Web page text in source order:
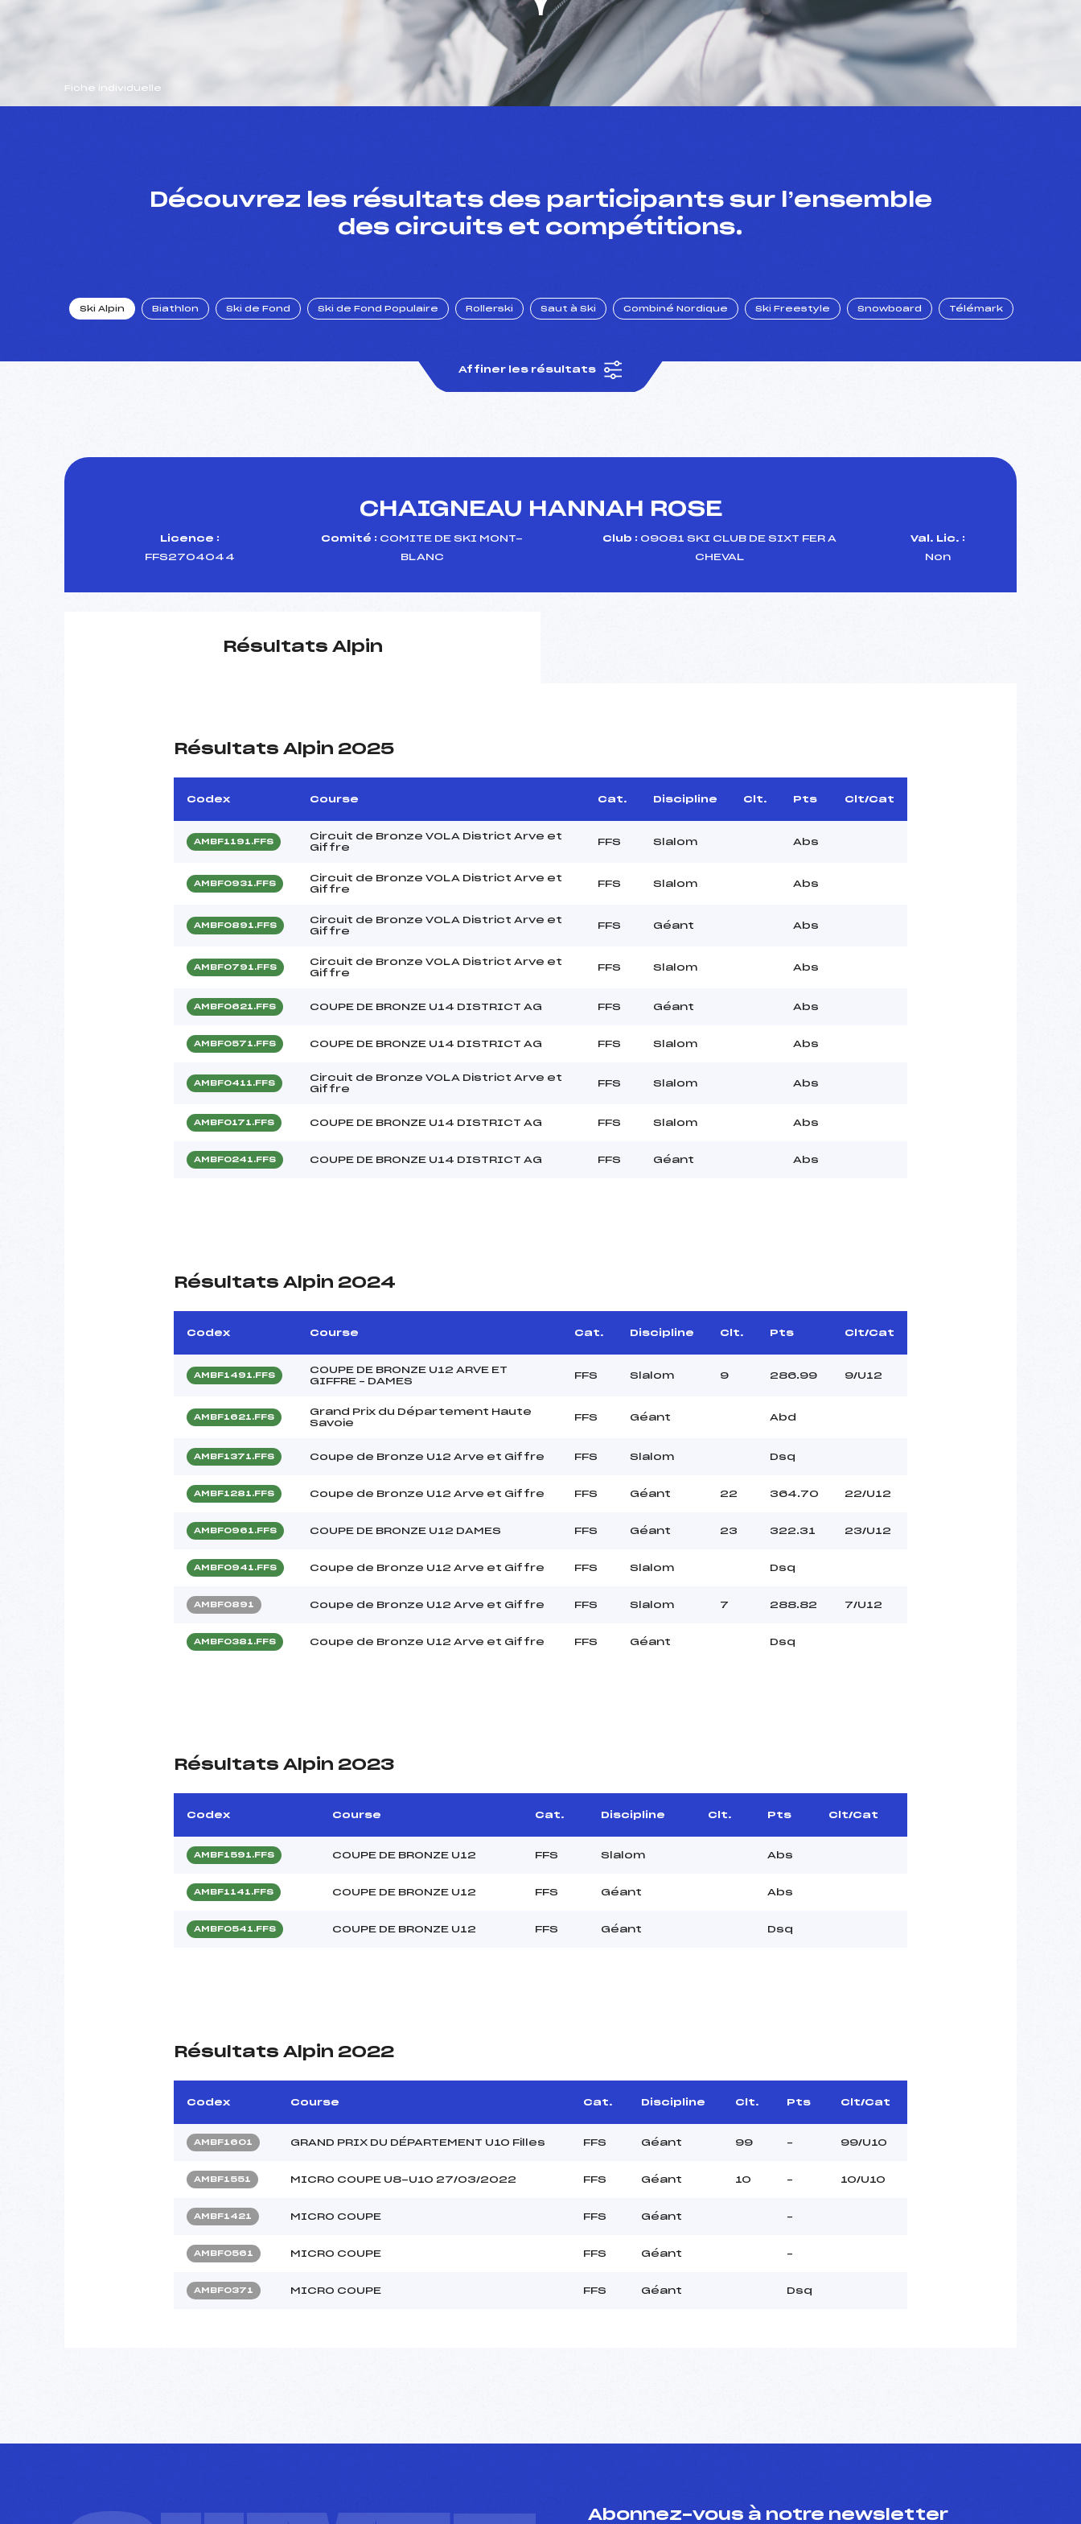
Fiche individuelle
Découvrez les résultats des participants sur l’ensemble
des circuits et compétitions.
Ski Alpin Biathlon Ski de Fond Ski de Fond Populaire Rollerski Saut à Ski Combiné Nordique Ski Freestyle Snowboard Télémark
Affiner les résultats
CHAIGNEAU HANNAH ROSE
Licence :
FFS2704044
Comité : COMITE DE SKI MONT-
BLANC
Club : 09081 SKI CLUB DE SIXT FER A
CHEVAL
Val. Lic. :
Non
Résultats Alpin
Résultats Alpin 2025
Codex Course Cat. Discipline Clt. Pts Clt/Cat
AMBF1191.FFS
Circuit de Bronze VOLA District Arve et
Giffre
FFS Slalom Abs
AMBF0931.FFS
Circuit de Bronze VOLA District Arve et
Giffre
FFS Slalom Abs
AMBF0891.FFS
Circuit de Bronze VOLA District Arve et
Giffre
FFS Géant Abs
AMBF0791.FFS
Circuit de Bronze VOLA District Arve et
Giffre
FFS Slalom Abs
AMBF0621.FFS COUPE DE BRONZE U14 DISTRICT AG FFS Géant Abs
AMBF0571.FFS COUPE DE BRONZE U14 DISTRICT AG FFS Slalom Abs
AMBF0411.FFS
Circuit de Bronze VOLA District Arve et
Giffre
FFS Slalom Abs
AMBF0171.FFS COUPE DE BRONZE U14 DISTRICT AG FFS Slalom Abs
AMBF0241.FFS COUPE DE BRONZE U14 DISTRICT AG FFS Géant Abs
Résultats Alpin 2024
Codex Course Cat. Discipline Clt. Pts Clt/Cat
AMBF1491.FFS
COUPE DE BRONZE U12 ARVE ET
GIFFRE – DAMES
FFS Slalom 9 286.99 9/U12
AMBF1621.FFS
Grand Prix du Département Haute
Savoie
FFS Géant Abd
AMBF1371.FFS Coupe de Bronze U12 Arve et Giffre FFS Slalom Dsq
AMBF1281.FFS Coupe de Bronze U12 Arve et Giffre FFS Géant 22 364.70 22/U12
AMBF0961.FFS COUPE DE BRONZE U12 DAMES FFS Géant 23 322.31 23/U12
AMBF0941.FFS Coupe de Bronze U12 Arve et Giffre FFS Slalom Dsq
AMBF0891 Coupe de Bronze U12 Arve et Giffre FFS Slalom 7 288.82 7/U12
AMBF0381.FFS Coupe de Bronze U12 Arve et Giffre FFS Géant Dsq
Résultats Alpin 2023
Codex Course Cat. Discipline Clt. Pts Clt/Cat
AMBF1591.FFS COUPE DE BRONZE U12 FFS Slalom Abs
AMBF1141.FFS COUPE DE BRONZE U12 FFS Géant Abs
AMBF0541.FFS COUPE DE BRONZE U12 FFS Géant Dsq
Résultats Alpin 2022
Codex Course Cat. Discipline Clt. Pts Clt/Cat
AMBF1601 GRAND PRIX DU DÉPARTEMENT U10 Filles FFS Géant 99 – 99/U10
AMBF1551 MICRO COUPE U8-U10 27/03/2022 FFS Géant 10 – 10/U10
AMBF1421 MICRO COUPE FFS Géant –
AMBF0561 MICRO COUPE FFS Géant –
AMBF0371 MICRO COUPE FFS Géant Dsq
Abonnez-vous à notre newsletter